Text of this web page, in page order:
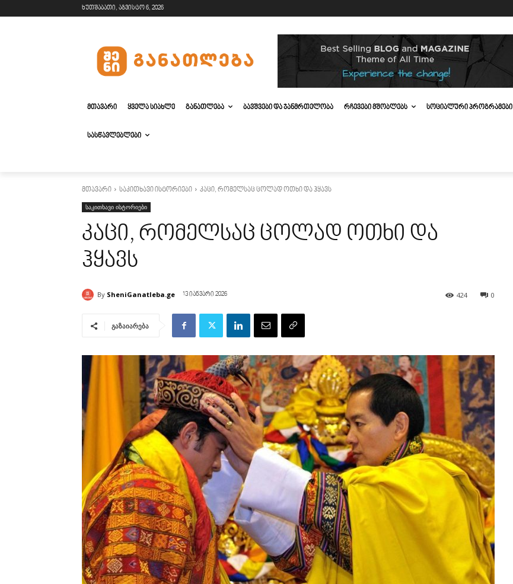
ხუთშაბათი, აგვისტო 6, 2026
ᲛᲗᲐᲕᲐᲠᲘ ᲧᲕᲔᲚᲐ ᲡᲘᲐᲮᲚᲔ ᲒᲐᲜᲐᲗᲚᲔᲑᲐ ᲑᲐᲕᲨᲕᲔᲑᲘ ᲓᲐ ᲯᲐᲜᲛᲠᲗᲔᲚᲝᲑᲐ ᲠᲩᲔᲕᲔᲑᲘ ᲛᲨᲝᲑᲚᲔᲑᲡ ᲡᲝᲪᲘᲐᲚᲣᲠᲘ ᲞᲠᲝᲒᲠᲐᲛᲔᲑᲘ
ᲡᲐᲡᲬᲐᲕᲚᲔᲑᲚᲔᲑᲘ
მთავარი საკითხავი ისტორიები კაცი, რომელსაც ცოლად ოთხი და ჰყავს
საკითხავი ისტორიები
კაცი, რომელსაც ცოლად ოთხი და
ჰყავს
By SheniGanatleba.ge 13 იანვარი 2026 0
424
გაზაიარება